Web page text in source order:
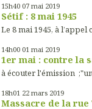
15h40 07 mai 2019
Sétif : 8 mai 1945
Le 8 mai 1945, à
14h00 01 mai 2019
1er mai : contre la
à écouter l'émission
18h01 22 mars 2019
Massacre de la rue